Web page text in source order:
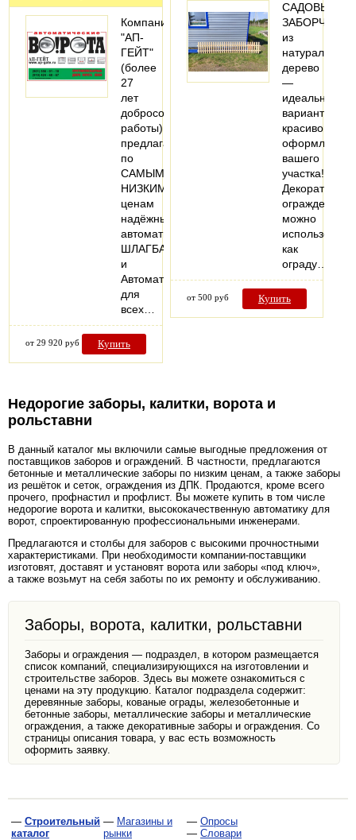
Компания
"АП-
ГЕЙТ"
(более
27
лет
добросовестной
работы)
предлагает
по
САМЫМ
НИЗКИМ
ценам
надёжные
автоматические
ШЛАГБАУМЫ
и
Автоматику
для
всех…
от 29 920 руб Купить
САДОВЫЙ
ЗАБОРЧИК
из
натурального
дерево
—
идеальный
вариант
красивого
оформления
вашего
участка!
Декоративное
ограждение
можно
использовать
как
ограду…
от 500 руб Купить
Недорогие заборы, калитки, ворота и
рольставни
В данный каталог мы включили самые выгодные предложения от
поставщиков заборов и ограждений. В частности, предлагаются
бетонные и металлические заборы по низким ценам, а также заборы
из решёток и сеток, ограждения из ДПК. Продаются, кроме всего
прочего, профнастил и профлист. Вы можете купить в том числе
недорогие ворота и калитки, высококачественную автоматику для
ворот, спроектированную профессиональными инженерами.
Предлагаются и столбы для заборов с высокими прочностными
характеристиками. При необходимости компании-поставщики
изготовят, доставят и установят ворота или заборы «под ключ»,
а также возьмут на себя заботы по их ремонту и обслуживанию.
Заборы, ворота, калитки, рольставни
Заборы и ограждения — подраздел, в котором размещается
список компаний, специализирующихся на изготовлении и
строительстве заборов. Здесь вы можете ознакомиться с
ценами на эту продукцию. Каталог подраздела содержит:
деревянные заборы, кованые ограды, железобетонные и
бетонные заборы, металлические заборы и металлические
ограждения, а также декоративные заборы и ограждения. Со
страницы описания товара, у вас есть возможность
оформить заявку.
— Строительный
каталог
— Магазины и
рынки
— Опросы
— Словари